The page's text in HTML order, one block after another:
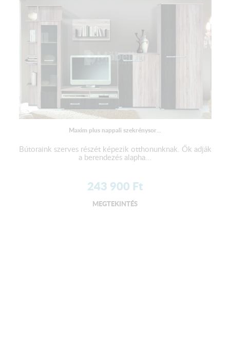
Maxim plus nappali szekrénysor...
Bútoraink szerves részét képezik otthonunknak. Ők adják
a berendezés alapha...
243 900 Ft
MEGTEKINTÉS